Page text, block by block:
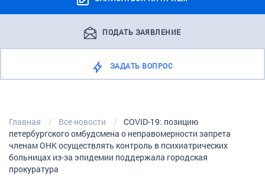
ПОДАТЬ ЗАЯВЛЕНИЕ
ЗАДАТЬ ВОПРОС
Главная Все новости
COVID-19: позицию
петербургского омбудсмена о неправомерности запрета
членам ОНК осуществлять контроль в психиатрических
больницах из-за эпидемии поддержала городская
прокуратура